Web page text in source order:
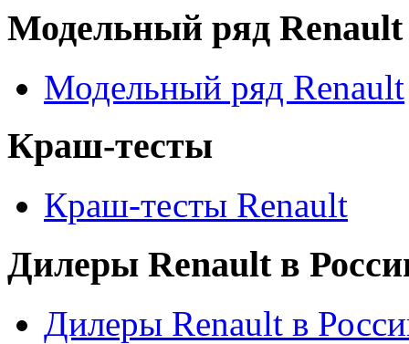
Модельный ряд Renault
Модельный ряд Renault
Краш-тесты
Краш-тесты Renault
Дилеры Renault в
Дилеры Renault в